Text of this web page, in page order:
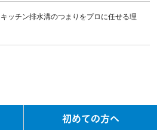
ッチン排水溝のつまりをプロに任せる理
初めての方へ